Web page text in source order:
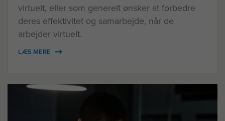
virtuelt, eller som generelt ønsker at forbedre
deres effektivitet og samarbejde, når de
arbejder virtuelt.
LÆS MERE